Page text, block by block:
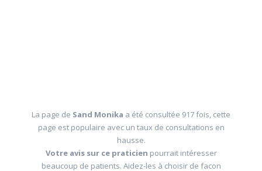
La page de Sand Monika a été consultée 917 fois, cette
page est populaire avec un taux de consultations en
hausse.
Votre avis sur ce praticien pourrait intéresser
beaucoup de patients. Aidez-les à choisir de facon